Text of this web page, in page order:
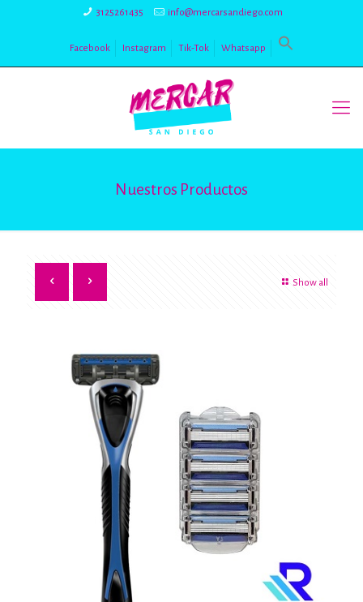
3125261435 info@mercarsandiego.com
Facebook Instagram Tik-Tok Whatsapp
Nuestros Productos
Show all